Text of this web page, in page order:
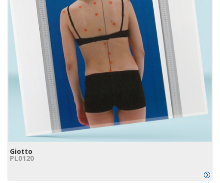
Giotto
PL0120